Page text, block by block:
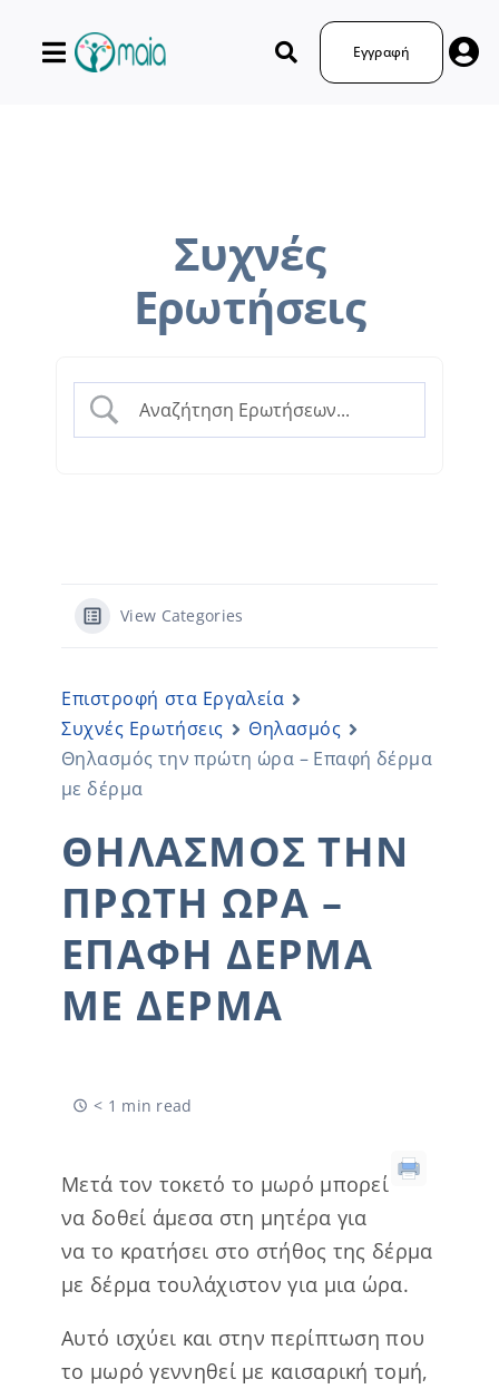
Εγγραφή
Συχνές
Ερωτήσεις
View Categories
Επιστροφή στα Εργαλεία
Συχνές Ερωτήσεις
Θηλασμός
Θηλασμός την πρώτη ώρα – Επαφή δέρμα
με δέρμα
ΘΗΛΑΣΜΌΣ ΤΗΝ
ΠΡΏΤΗ ΏΡΑ –
ΕΠΑΦΉ ΔΈΡΜΑ
ΜΕ ΔΈΡΜΑ
< 1 min read
Μετά τον τοκετό το μωρό μπορεί
να δοθεί άμεσα στη μητέρα για
να το κρατήσει στο στήθος της δέρμα
με δέρμα τουλάχιστον για μια ώρα.
Αυτό ισχύει και στην περίπτωση που
το μωρό γεννηθεί με καισαρική τομή,